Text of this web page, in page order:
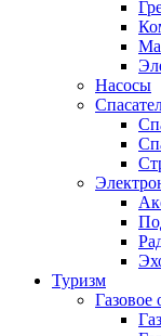
Насосы
Туризм
Газовое